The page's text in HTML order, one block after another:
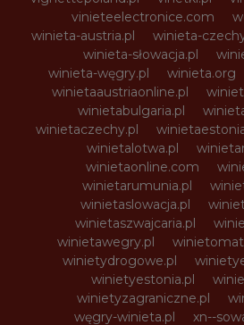
vinieteelectronice.com
winieta-austria.pl
winieta-
winieta-słowacja.pl
winieta-węgry.pl
winieta.org
winietaaustriaonline.pl
winietabulgaria.pl
winietaczechy.pl
winietalotwa.pl
winietaonline.com
winietarumunia.pl
winietaslowacja.pl
winietaszwajcaria.pl
winietawegry.pl
winietydrogowe.pl
winietyestonia.pl
winietyzagraniczne.pl
węgry-winieta.pl
xn--